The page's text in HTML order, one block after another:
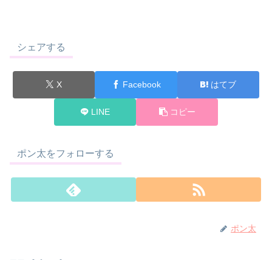
シェアする
X Facebook はてブ
LINE コピー
ポン太をフォローする
ポン太